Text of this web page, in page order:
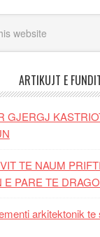
ARTIKUJT E
GJERGJ
TE NAUM
E PARE TE
arkitektonik te